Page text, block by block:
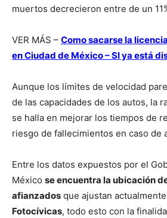
muertos decrecieron entre de un
VER MÁS – Como sacarse la
en Ciudad de México – SI ya está
Aunque los límites de velocidad
de las capacidades de los autos, la
se halla en mejorar los tiempos de
riesgo de fallecimientos en caso de
Entre los datos expuestos por el
México se encuentra la ubicación
afianzados que ajustan
Fotocívicas, todo esto con la